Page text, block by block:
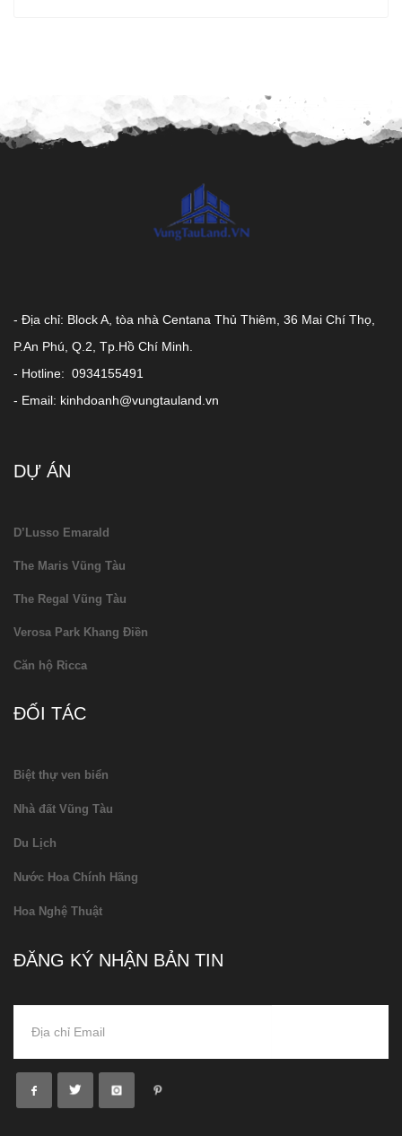
- Địa chỉ: Block A, tòa nhà Centana Thủ Thiêm, 36 Mai Chí Thọ,
P.An Phú, Q.2, Tp.Hồ Chí Minh.
- Hotline: 0934155491
- Email: kinhdoanh@vungtauland.vn
DỰ ÁN
D’Lusso Emarald
The Maris Vũng Tàu
The Regal Vũng Tàu
Verosa Park Khang Điền
Căn hộ Ricca
ĐỐI TÁC
Biệt thự ven biển
Nhà đất Vũng Tàu
Du Lịch
Nước Hoa Chính Hãng
Hoa Nghệ Thuật
ĐĂNG KÝ NHẬN BẢN TIN